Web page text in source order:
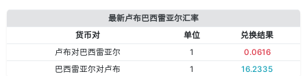
最新卢布巴西雷亚尔汇率
货币对
单位
兑换结果
卢布对巴西雷亚尔
1
0.0616
巴西雷亚尔对卢布
1 16.2335